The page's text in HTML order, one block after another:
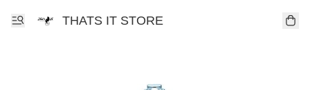
THATS IT STORE